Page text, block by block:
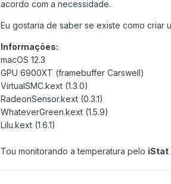
acordo com a necessidade.
Eu gostaria de saber se existe como criar
Informações:
macOS 12.3
GPU 6900XT (framebuffer Carswell)
VirtualSMC.kext (1.3.0)
RadeonSensor.kext (0.3.1)
WhateverGreen.kext (1.5.9)
Lilu.kext (1.6.1)
Tou monitorando a temperatura pelo iStat